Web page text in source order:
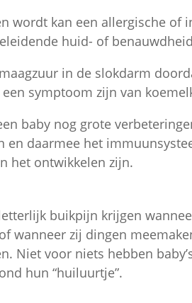
wordt kan een allergische of
huid- of
in de slokdarm
symptoom zijn van
baby nog grote
en daarmee het
het ontwikkelen zijn.
buikpijn krijgen
wanneer zij dingen
Niet voor niets hebben
hun “huiluurtje”.